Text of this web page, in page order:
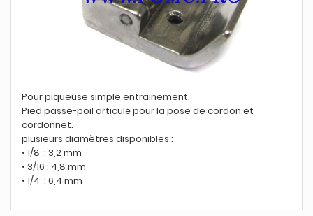
Pour piqueuse simple entrainement.
Pied passe-poil articulé pour la pose de cordon et
cordonnet.
plusieurs diamètres disponibles :
• 1/8 : 3,2 mm
• 3/16 : 4,8 mm
• 1/4 : 6,4 mm